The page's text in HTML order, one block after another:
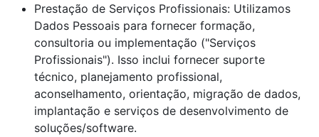
Prestação de Serviços Profissionais: Utilizamos
Dados Pessoais para fornecer formação,
consultoria ou implementação ("Serviços
Profissionais"). Isso inclui fornecer suporte
técnico, planejamento profissional,
aconselhamento, orientação, migração de dados,
implantação e serviços de desenvolvimento de
soluções/software.